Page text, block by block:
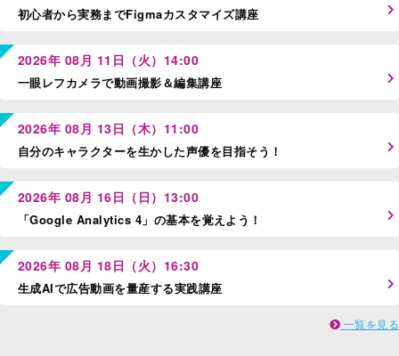
初心者から実務までFigmaカスタマイズ講座
2026年 08月 11日（火）14:00
一眼レフカメラで動画撮影＆編集講座
2026年 08月 13日（木）11:00
自分のキャラクターを生かした声優を目指そう！
2026年 08月 16日（日）13:00
「Google Analytics 4」の基本を覚えよう！
2026年 08月 18日（火）16:30
生成AIで広告動画を量産する実践講座
一覧を見る